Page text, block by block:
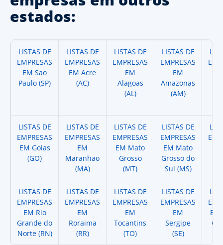
estados:
LISTAS DE
EMPRESAS
EM Sao
Paulo (SP)
LISTAS DE
EMPRESAS
EM Acre
(AC)
LISTAS DE
EMPRESAS
EM
Alagoas
(AL)
LISTAS DE
EMPRESAS
EM
Amazonas
(AM)
LISTAS DE
EMPRESAS
EM Goias
(GO)
LISTAS DE
EMPRESAS
EM
Maranhao
(MA)
LISTAS DE
EMPRESAS
EM Mato
Grosso
(MT)
LISTAS DE
EMPRESAS
EM Mato
Grosso do
Sul (MS)
LISTAS DE
EMPRESAS
EM Rio
Grande do
Norte (RN)
LISTAS DE
EMPRESAS
EM
Roraima
(RR)
LISTAS DE
EMPRESAS
EM
Tocantins
(TO)
LISTAS DE
EMPRESAS
EM
Sergipe
(SE)
EM